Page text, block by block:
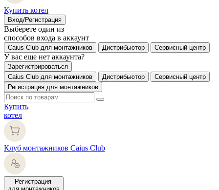
Купить котел
Вход/Регистрация
Выберете один из
способов входа в аккаунт
Caius Club для монтажников Дистрибьютор Сервисный центр
У вас еще нет аккаунта?
Зарегистрироваться
Caius Club для монтажников
Дистрибьютор
Сервисный центр
Регистрация для монтажников
Купить
котел
Клуб монтажников Caius Club
Регистрация